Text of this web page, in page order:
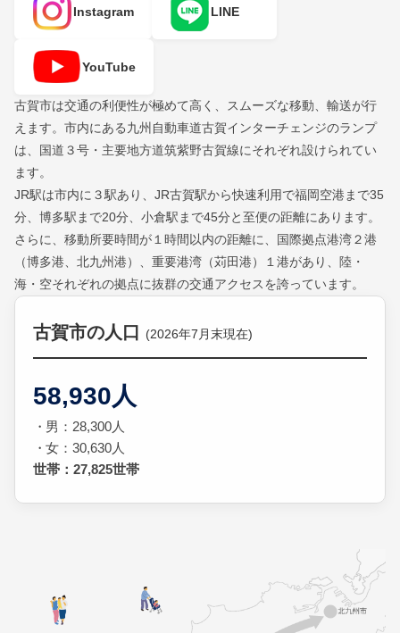
Instagram LINE
YouTube
古賀市は交通の利便性が極めて高く、スムーズな移動、輸送が行
えます。市内にある九州自動車道古賀インターチェンジのランプ
は、国道３号・主要地方道筑紫野古賀線にそれぞれ設けられてい
ます。
JR駅は市内に３駅あり、JR古賀駅から快速利用で福岡空港まで35
分、博多駅まで20分、小倉駅まで45分と至便の距離にあります。
さらに、移動所要時間が１時間以内の距離に、国際拠点港湾２港
（博多港、北九州港）、重要港湾（苅田港）１港があり、陸・
海・空それぞれの拠点に抜群の交通アクセスを誇っています。
古賀市の人口 (2026年7月末現在)
58,930人
男：28,300人
女：30,630人
世帯：27,825世帯